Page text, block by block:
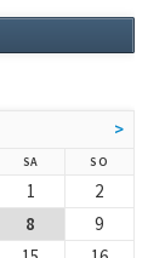
>
SA SO
1
2
8
9